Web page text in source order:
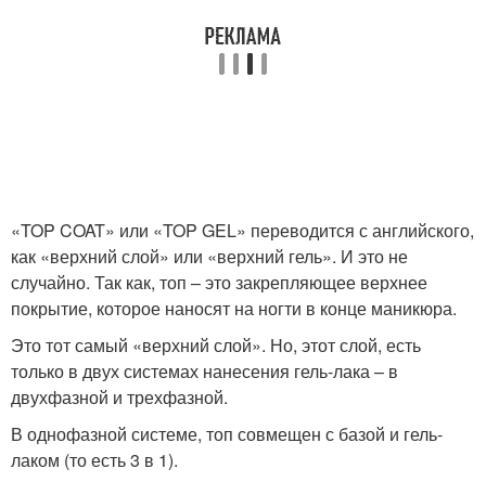
«TOP COAT» или «TOP GEL» переводится с английского,
как «верхний слой» или «верхний гель». И это не
случайно. Так как, топ – это закрепляющее верхнее
покрытие, которое наносят на ногти в конце маникюра.
Это тот самый «верхний слой». Но, этот слой, есть
только в двух системах нанесения гель-лака – в
двухфазной и трехфазной.
В однофазной системе, топ совмещен с базой и гель-
лаком (то есть 3 в 1).